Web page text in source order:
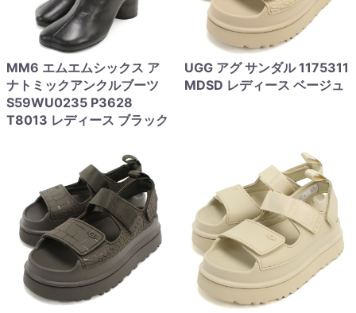
MM6 エムエムシックス ア
ナトミックアンクルブーツ
S59WU0235 P3628
T8013 レディース ブラック
UGG アグ サンダル 1175311
MDSD レディース ベージュ